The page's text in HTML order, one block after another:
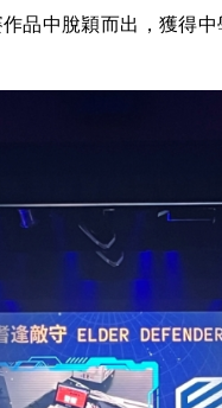
品中脫穎而出，獲得